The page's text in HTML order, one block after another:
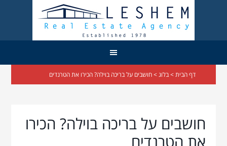
דף הבית>בלוג> חושבים על בריכה בוילה? הכירו את הטרנדים
חושבים על בריכה בוילה? הכירו
את הטרנדים